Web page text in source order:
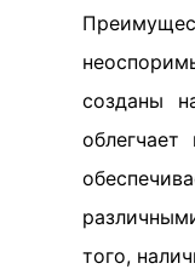
созданы
того,